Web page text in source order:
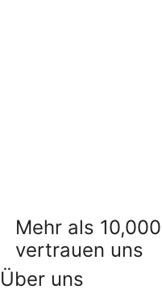
Mehr als
vertrauen uns
Über uns